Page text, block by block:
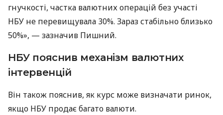
гнучкості, частка валютних операцій без участі
НБУ не перевищувала 30%. Зараз стабільно близько
50%», — зазначив Пишний.
НБУ пояснив механізм валютних
інтервенцій
Він також пояснив, як курс може визначати ринок,
якщо НБУ продає багато валюти.